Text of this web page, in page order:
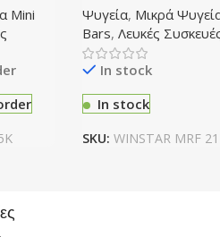
Mini
Ψυγεία, Μικρά
Bars,Λευκές
In stock
In stock
SKU:WINSTAR MRF